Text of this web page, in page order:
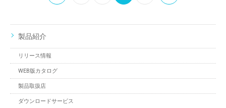
製品紹介
リリース情報
WEB版カタログ
製品取扱店
ダウンロードサービス